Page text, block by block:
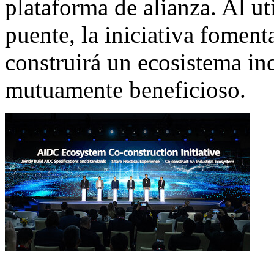
plataforma de alianza. Al
puente, la iniciativa
construirá un ecosistema
mutuamente beneficioso.